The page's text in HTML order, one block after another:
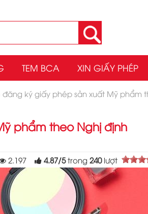
TEM BCA XIN GIẤY PHÉP
đăng ký giấy phép sản xuất Mỹ phẩm
phẩm theo Nghị định
2.197 4.87/5trong 240lượt